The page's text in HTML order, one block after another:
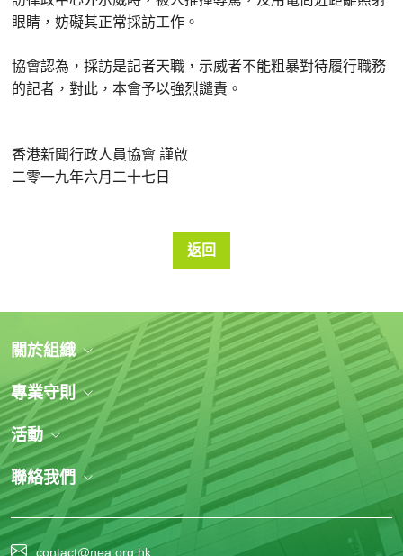
眼睛，妨礙其正常採訪工作。
協會認為，採訪是記者天職，示威者不能粗暴對待履行職務
的記者，對此，本會予以強烈譴責。
香港新聞行政人員協會謹啟
二零一九年六月二十七日
返回
contact@nea.org.hk
關於組織
專業守則
活動
聯絡我們